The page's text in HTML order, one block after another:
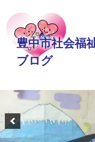
豊中市社会福
ブログ